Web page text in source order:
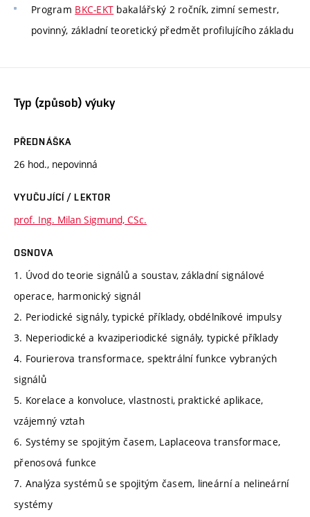
Program BKC-EKT bakalářský 2 ročník, zimní semestr,
povinný, základní teoretický předmět profilujícího základu
Typ (způsob) výuky
PŘEDNÁŠKA
26 hod., nepovinná
VYUČUJÍCÍ / LEKTOR
prof. Ing. Milan Sigmund, CSc.
OSNOVA
1. Úvod do teorie signálů a soustav, základní signálové
operace, harmonický signál
2. Periodické signály, typické příklady, obdélníkové impulsy
3. Neperiodické a kvaziperiodické signály, typické příklady
4. Fourierova transformace, spektrální funkce vybraných
signálů
5. Korelace a konvoluce, vlastnosti, praktické aplikace,
vzájemný vztah
6. Systémy se spojitým časem, Laplaceova transformace,
přenosová funkce
7. Analýza systémů se spojitým časem, lineární a nelineární
systémy